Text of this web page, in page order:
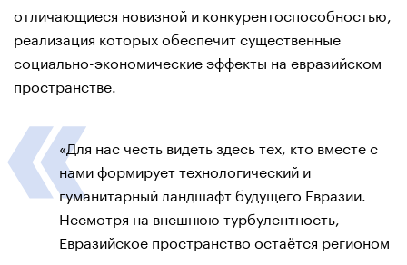
отличающиеся новизной и конкурентоспособностью,
реализация которых обеспечит существенные
социально-экономические эффекты на евразийском
пространстве.
«Для нас честь видеть здесь тех, кто вместе с
нами формирует технологический и
гуманитарный ландшафт будущего Евразии.
Несмотря на внешнюю турбулентность,
Евразийское пространство остаётся регионом